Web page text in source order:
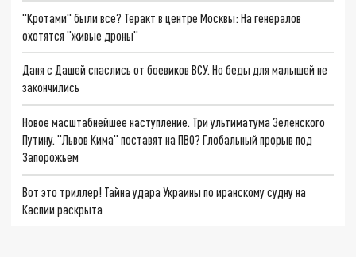
"Кротами" были все? Теракт в центре Москвы: На генералов
охотятся "живые дроны"
Даня с Дашей спаслись от боевиков ВСУ. Но беды для малышей не
закончились
Новое масштабнейшее наступление. Три ультиматума Зеленского
Путину. "Львов Кима" поставят на ПВО? Глобальный прорыв под
Запорожьем
Вот это триллер! Тайна удара Украины по иранскому судну на
Каспии раскрыта